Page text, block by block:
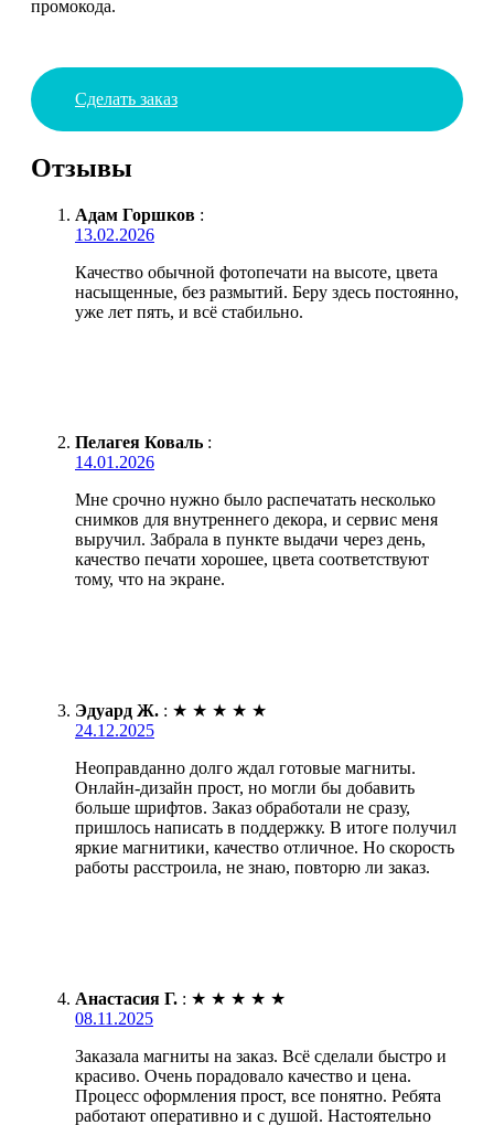
промокода.
Сделать заказ
Отзывы
Адам Горшков :
13.02.2026
Качество обычной фотопечати на высоте, цвета
насыщенные, без размытий. Беру здесь постоянно,
уже лет пять, и всё стабильно.
Пелагея Коваль :
14.01.2026
Мне срочно нужно было распечатать несколько
снимков для внутреннего декора, и сервис меня
выручил. Забрала в пункте выдачи через день,
качество печати хорошее, цвета соответствуют
тому, что на экране.
Эдуард Ж. : ★ ★ ★ ★ ★
24.12.2025
Неоправданно долго ждал готовые магниты.
Онлайн-дизайн прост, но могли бы добавить
больше шрифтов. Заказ обработали не сразу,
пришлось написать в поддержку. В итоге получил
яркие магнитики, качество отличное. Но скорость
работы расстроила, не знаю, повторю ли заказ.
Анастасия Г. : ★ ★ ★ ★ ★
08.11.2025
Заказала магниты на заказ. Всё сделали быстро и
красиво. Очень порадовало качество и цена.
Процесс оформления прост, все понятно. Ребята
работают оперативно и с душой. Настоятельно